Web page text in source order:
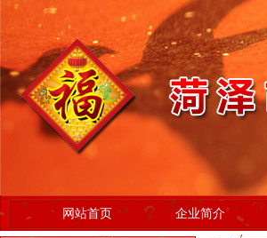
网站首页 企业简介